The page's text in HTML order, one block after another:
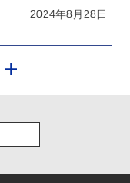
2024年8月28日